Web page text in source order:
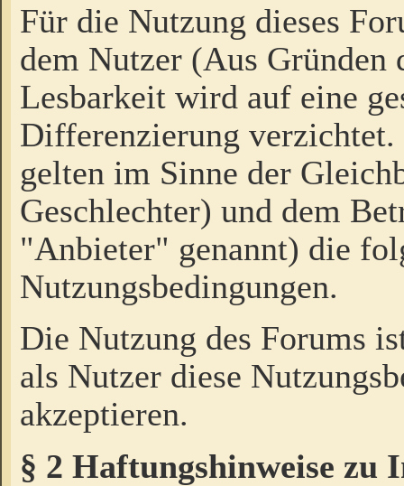
Für die Nutzung dieses
dem Nutzer (Aus Gründen
Lesbarkeit wird auf eine
Differenzierung
gelten im Sinne der
Geschlechter) und dem
"Anbieter" genannt) die
Nutzungsbedingungen.
Die Nutzung des Forums
als Nutzer diese
akzeptieren.
§ 2 Haftungshinweise zu